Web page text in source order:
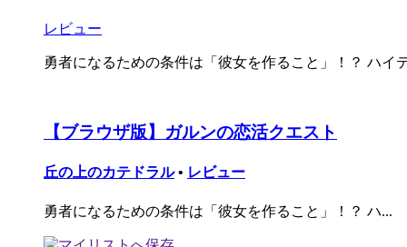
レビュー
勇者になるための条件は「彼女を作ること」！？ ハイ
【ブラウザ版】ガルンの恋活クエスト
丘の上のカテドラル • レビュー
勇者になるための条件は「彼女を作ること」！？ ハ...